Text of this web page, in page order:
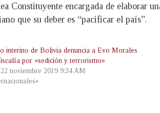
Constituyente encargada de elaborar
que su deber es “pacificar el país”.
interino de Bolivia denuncia a Evo Morales
por «sedición y terrorismo»
noviembre 2019 9:34 AM